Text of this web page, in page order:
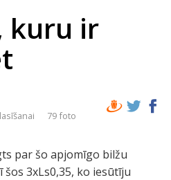
kuru ir
79 foto
par šo apjomīgo bilžu
3xLs0,35, ko iesūtīju